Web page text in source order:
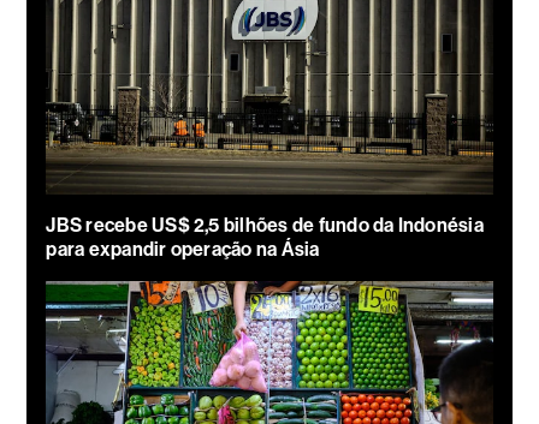
JBS recebe US$ 2,5 bilhões de fundo da Indonésia
para expandir operação na Ásia